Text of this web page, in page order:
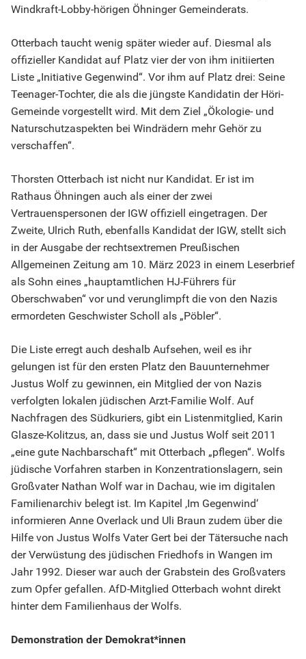
Windkraft-Lobby-hörigen Öhninger Gemeinderats.
Otterbach taucht wenig später wieder auf. Diesmal als
offizieller Kandidat auf Platz vier der von ihm initiierten
Liste „Initiative Gegenwind“. Vor ihm auf Platz drei: Seine
Teenager-Tochter, die als die jüngste Kandidatin der Höri-
Gemeinde vorgestellt wird. Mit dem Ziel „Ökologie- und
Naturschutzaspekten bei Windrädern mehr Gehör zu
verschaffen“.
Thorsten Otterbach ist nicht nur Kandidat. Er ist im
Rathaus Öhningen auch als einer der zwei
Vertrauenspersonen der IGW offiziell eingetragen. Der
Zweite, Ulrich Ruth, ebenfalls Kandidat der IGW, stellt sich
in der Ausgabe der rechtsextremen Preußischen
Allgemeinen Zeitung am 10. März 2023 in einem Leserbrief
als Sohn eines „hauptamtlichen HJ-Führers für
Oberschwaben“ vor und verunglimpft die von den Nazis
ermordeten Geschwister Scholl als „Pöbler“.
Die Liste erregt auch deshalb Aufsehen, weil es ihr
gelungen ist für den ersten Platz den Bauunternehmer
Justus Wolf zu gewinnen, ein Mitglied der von Nazis
verfolgten lokalen jüdischen Arzt-Familie Wolf. Auf
Nachfragen des Südkuriers, gibt ein Listenmitglied, Karin
Glasze-Kolitzus, an, dass sie und Justus Wolf seit 2011
„eine gute Nachbarschaft“ mit Otterbach „pflegen“. Wolfs
jüdische Vorfahren starben in Konzentrationslagern, sein
Großvater Nathan Wolf war in Dachau, wie im digitalen
Familienarchiv belegt ist. Im Kapitel ‚Im Gegenwind‘
informieren Anne Overlack und Uli Braun zudem über die
Hilfe von Justus Wolfs Vater Gert bei der Tätersuche nach
der Verwüstung des jüdischen Friedhofs in Wangen im
Jahr 1992. Dieser war auch der Grabstein des Großvaters
zum Opfer gefallen. AfD-Mitglied Otterbach wohnt direkt
hinter dem Familienhaus der Wolfs.
Demonstration der Demokrat*innen